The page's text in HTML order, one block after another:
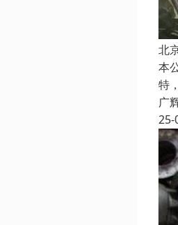
北
本
特
广
25-